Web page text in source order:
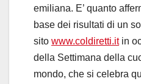
emiliana. E’ quanto
base dei risultati di un
sito www.coldiretti.itin
della Settimana della
mondo, che si celebra